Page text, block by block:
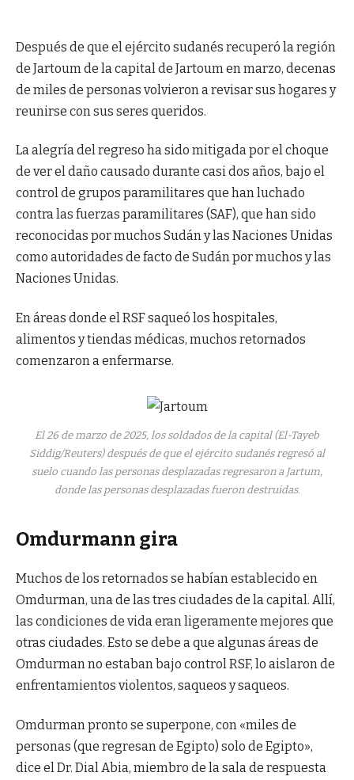
Después de que el ejército sudanés recuperó la región
de Jartoum de la capital de Jartoum en marzo, decenas
de miles de personas volvieron a revisar sus hogares y
reunirse con sus seres queridos.
La alegría del regreso ha sido mitigada por el choque
de ver el daño causado durante casi dos años, bajo el
control de grupos paramilitares que han luchado
contra las fuerzas paramilitares (SAF), que han sido
reconocidas por muchos Sudán y las Naciones Unidas
como autoridades de facto de Sudán por muchos y las
Naciones Unidas.
En áreas donde el RSF saqueó los hospitales,
alimentos y tiendas médicas, muchos retornados
comenzaron a enfermarse.
El 26 de marzo de 2025, los soldados de la capital (El-Tayeb
Siddig/Reuters) después de que el ejército sudanés regresó al
suelo cuando las personas desplazadas regresaron a Jartum,
donde las personas desplazadas fueron destruidas.
Omdurmann gira
Muchos de los retornados se habían establecido en
Omdurman, una de las tres ciudades de la capital. Allí,
las condiciones de vida eran ligeramente mejores que
otras ciudades. Esto se debe a que algunas áreas de
Omdurman no estaban bajo control RSF, lo aislaron de
enfrentamientos violentos, saqueos y saqueos.
Omdurman pronto se superpone, con «miles de
personas (que regresan de Egipto) solo de Egipto»,
dice el Dr. Dial Abia, miembro de la sala de respuesta